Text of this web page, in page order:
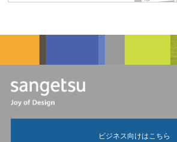
ビジネス向けはこちら